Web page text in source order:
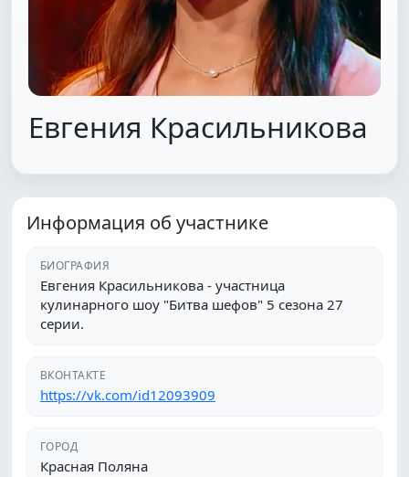
Евгения Красильникова
Информация об участнике
БИОГРАФИЯ
Евгения Красильникова - участница
кулинарного шоу "Битва шефов" 5 сезона 27
серии.
ВКОНТАКТЕ
https://vk.com/id12093909
ГОРОД
Красная Поляна